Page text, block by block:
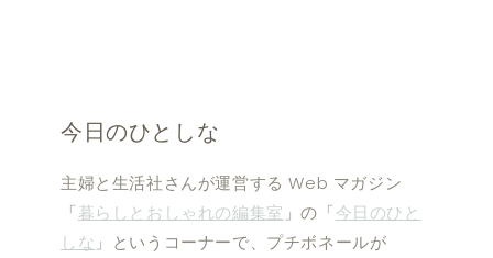
今日のひとしな
主婦と生活社さんが運営する Web マガジン
「暮らしとおしゃれの編集室 」の「今日のひと
しな 」というコーナーで、プチボネールが